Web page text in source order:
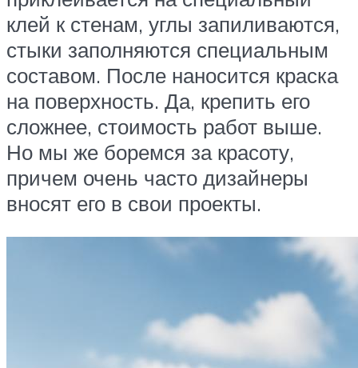
клей к стенам, углы запиливаются,
стыки заполняются специальным
составом. После наносится краска
на поверхность. Да, крепить его
сложнее, стоимость работ выше.
Но мы же боремся за красоту,
причем очень часто дизайнеры
вносят его в свои проекты.